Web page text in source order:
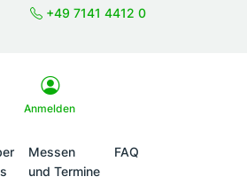
+49 7141 4412 0
Anmelden
Messen
und Termine
FAQ